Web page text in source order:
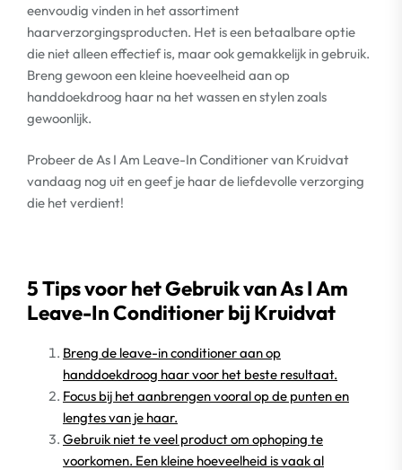
eenvoudig vinden in het assortiment
haarverzorgingsproducten. Het is een betaalbare optie
die niet alleen effectief is, maar ook gemakkelijk in gebruik.
Breng gewoon een kleine hoeveelheid aan op
handdoekdroog haar na het wassen en stylen zoals
gewoonlijk.
Probeer de As I Am Leave-In Conditioner van Kruidvat
vandaag nog uit en geef je haar de liefdevolle verzorging
die het verdient!
5 Tips voor het Gebruik van As I Am
Leave-In Conditioner bij Kruidvat
Breng de leave-in conditioner aan op
handdoekdroog haar voor het beste resultaat.
Focus bij het aanbrengen vooral op de punten en
lengtes van je haar.
Gebruik niet te veel product om ophoping te
voorkomen. Een kleine hoeveelheid is vaak al